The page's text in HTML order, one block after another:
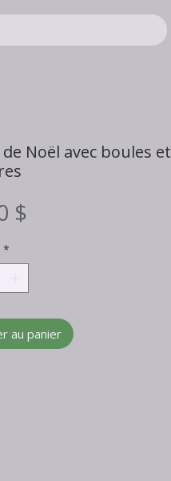
Noël avec boules et
$
*
au panier